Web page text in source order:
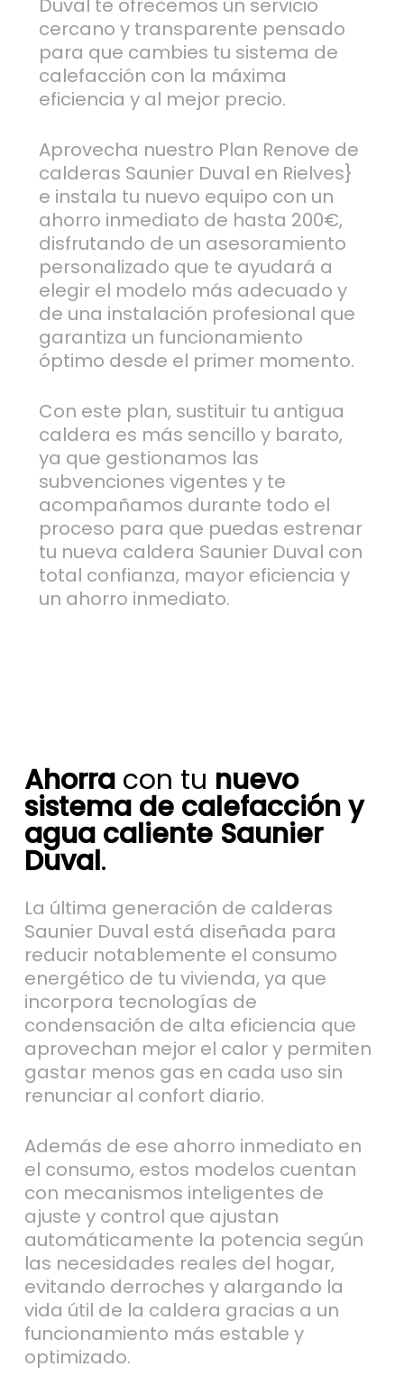
Duval te ofrecemos un servicio
cercano y transparente pensado
para que cambies tu sistema de
calefacción con la máxima
eficiencia y al mejor precio.
Aprovecha nuestro Plan Renove de
calderas Saunier Duval en Rielves}
e instala tu nuevo equipo con un
ahorro inmediato de hasta 200€,
disfrutando de un asesoramiento
personalizado que te ayudará a
elegir el modelo más adecuado y
de una instalación profesional que
garantiza un funcionamiento
óptimo desde el primer momento.
Con este plan, sustituir tu antigua
caldera es más sencillo y barato,
ya que gestionamos las
subvenciones vigentes y te
acompañamos durante todo el
proceso para que puedas estrenar
tu nueva caldera Saunier Duval con
total confianza, mayor eficiencia y
un ahorro inmediato.
Ahorracon tu nuevo
sistema de calefacción y
agua caliente Saunier
Duval.
La última generación de calderas
Saunier Duval está diseñada para
reducir notablemente el consumo
energético de tu vivienda, ya que
incorpora tecnologías de
condensación de alta eficiencia que
aprovechan mejor el calor y permiten
gastar menos gas en cada uso sin
renunciar al confort diario.
Además de ese ahorro inmediato en
el consumo, estos modelos cuentan
con mecanismos inteligentes de
ajuste y control que ajustan
automáticamente la potencia según
las necesidades reales del hogar,
evitando derroches y alargando la
vida útil de la caldera gracias a un
funcionamiento más estable y
optimizado.